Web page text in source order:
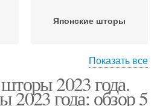
Японские шторы
Рулонные шторы
Показать все
2023 года.
года: обзор 5